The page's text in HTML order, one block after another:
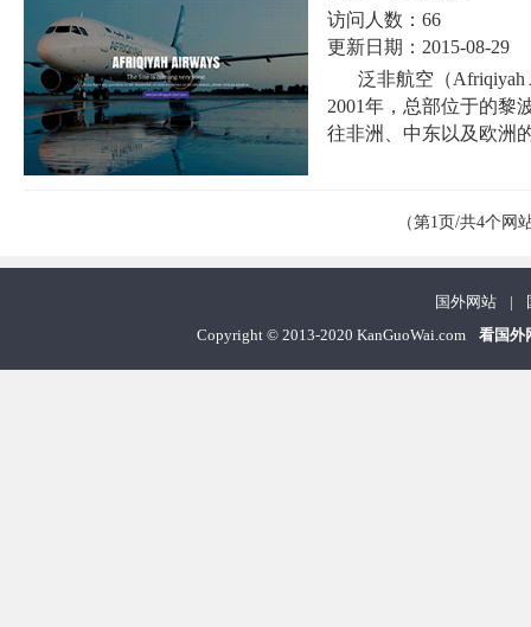
访问人数： 66
更新日期： 2015-08-29
泛非航空（
2001年，总部位于的黎
往非洲、中东以及欧洲
（第1页/共4个网
国外网站 |
Copyright© 2013-2020 KanGuoWai.com 看国外